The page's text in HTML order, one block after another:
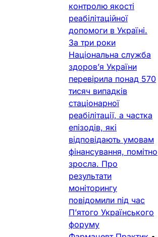
контролю якості
реабілітаційної
допомоги в Україні.
За три роки
Національна служба
здоров’я України
перевірила понад 570
тисяч випадків
стаціонарної
реабілітації, а частка
епізодів, які
відповідають умовам
фінансування, помітно
зросла. Про
результати
моніторингу
повідомили під час
П’ятого Українського
форуму